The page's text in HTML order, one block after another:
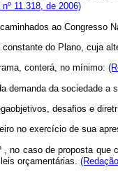
11.318, de 2006)
ao Congresso
do Plano, cuja
conterá, no mínimo:
demanda da sociedade a
desafios e
no exercício de sua
no caso de proposta que
orçamentárias.